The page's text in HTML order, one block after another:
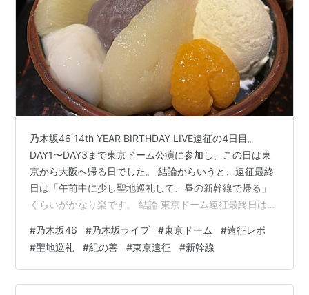
乃木坂46 14th YEAR BIRTHDAY LIVE遠征の4日目。
DAY1〜DAY3まで東京ドーム公演に参加し、この日は東
京から大阪へ帰る日でした。 結論からいうと、遠征最終
日は「午前中に少し聖地巡礼して、昼の新幹線で帰る」
くらいがかなり楽です。 結論 東京ドーム遠征最終日は予
巡礼を1か所だけ入れるのがおすすめ 東京駅には30分以
上前に到着しておくと安心 新幹線は指定席推奨 今回は、
後楽園エリアのホテルをチェックアウトして、乃木坂46
の楽曲「他の星から」にも出てくる紀の善へ行き、その
#乃木坂46 #乃木坂ライブ #東京ドーム #遠征レポ
#聖地巡礼 #紀の善 #東京遠征 #新幹線